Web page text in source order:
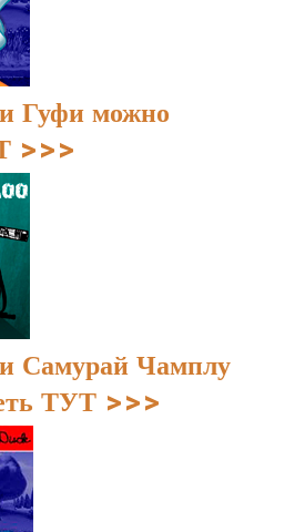
Гуфи можно
>>>
Самурай Чамплу
ТУТ >>>